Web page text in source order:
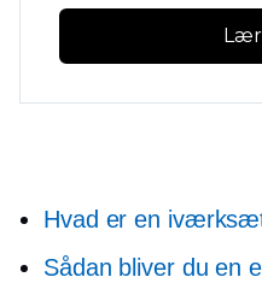
Hvad er en
Sådan bliver du en